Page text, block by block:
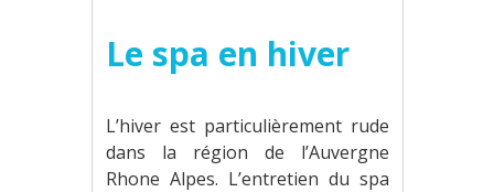
Le spa en hiver
L’hiver est particulièrement rude
dans la région de l’Auvergne
Rhone Alpes. L’entretien du spa